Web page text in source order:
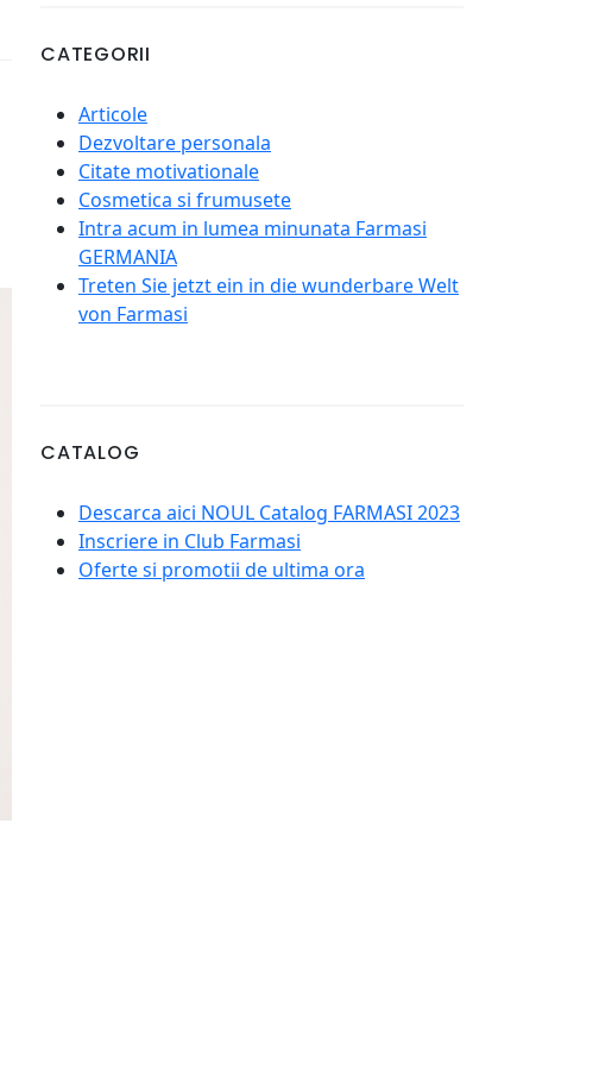
CATEGORII
Articole
Dezvoltare personala
Citate motivationale
Cosmetica si frumusete
Intra acum in lumea minunata Farmasi
GERMANIA
Treten Sie jetzt ein in die wunderbare Welt
von Farmasi
CATALOG
Descarca aici NOUL Catalog FARMASI 2023
Inscriere in Club Farmasi
Oferte si promotii de ultima ora